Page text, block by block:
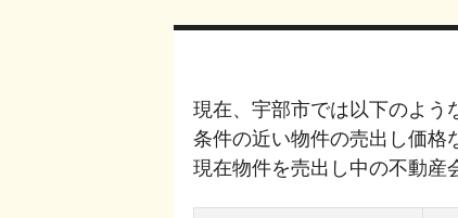
現在、 宇部市では以下のよう
条件の近い物件の売出し価格
現在物件を売出し中の不動産